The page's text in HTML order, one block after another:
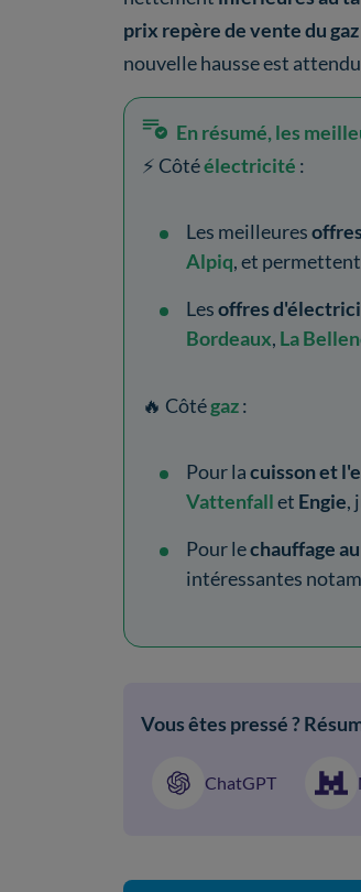
prix repère de vente du gaz
nouvelle hausse est
En résumé, les
⚡ Côtéélectricité :
Les meilleures
Alpiq, et
Lesoffres
Bordeaux, La
🔥 Côtégaz:
Pour lacuisson et
Vattenfallet Engie,
Pour lechauffage
intéressantes
Vous êtes pressé ?
ChatGPT